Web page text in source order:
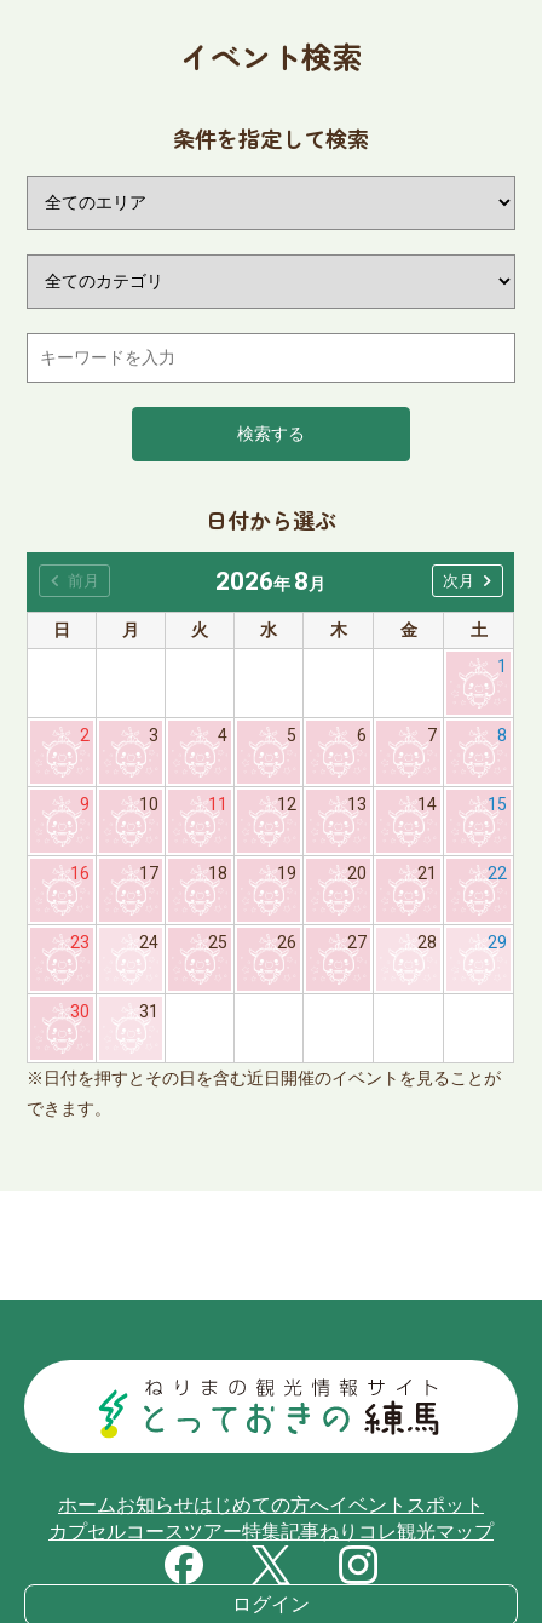
イベント検索
日付から選ぶ
2026年8月
日
月 火 水 木 金
土
1
2 3 4 5 6 7 8
9 10 11 12 13 14 15
16 17 18 19 20 21 22
23 24 25 26 27 28 29
30 31
※日付を押すとその日を含む近日開催のイベントを見ることが
できます。
chevron_left 前月 次月 chevron_right
条件を指定して検索
検索する
ホームお知らせはじめての方へイベントスポット
カプセルコースツアー特集記事ねりコレ観光マップ
ログイン